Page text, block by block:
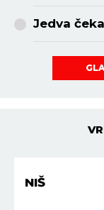
Jedva
NIŠ